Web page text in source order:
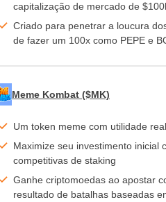
capitalização de mercado de
Criado para penetrar a loucura
de fazer um 100x como PEPE e
Meme Kombat ($MK)
Um token meme com utilidade real
Maximize seu investimento inicial
competitivas de staking
Ganhe criptomoedas ao apostar
resultado de batalhas baseadas